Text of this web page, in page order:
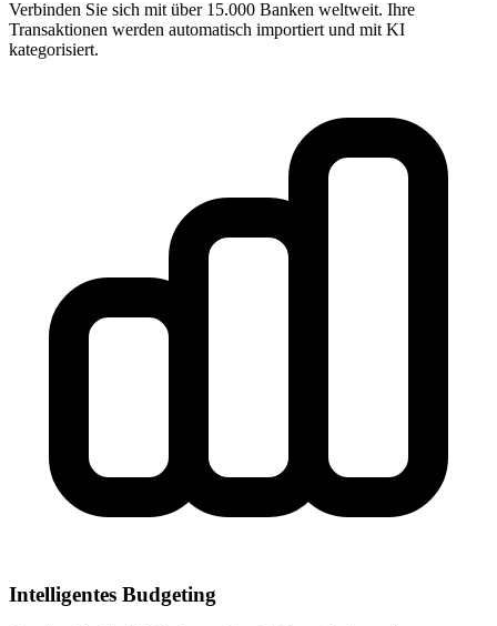
Verbinden Sie sich mit über 15.000 Banken weltweit. Ihre
Transaktionen werden automatisch importiert und mit KI
kategorisiert.
Intelligentes Budgeting